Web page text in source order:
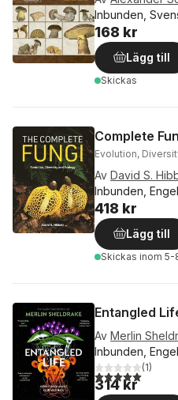
Inbunden,
168 kr
Lägg till
Skickas
Complete
Evolution,
Av David S.
Inbunden,
418 kr
Lägg till
Skickas inom 5-
Entangled
Av Merlin
Inbunden,
5,0utav 5(1)
314 kr